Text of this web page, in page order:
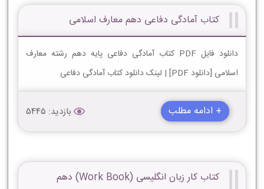
کتاب آمادگی دفاعی دهم معارف اسلامی
دانلود فایل PDF کتاب آمادگی دفاعی پایه دهم رشته معارف
اسلامی [دانلود PDF] | لینک دانلود کتاب آمادگی دفاعی
+ ادامه مطلب بازدید: 5445
کتاب کار زبان انگلیسی (Work Book) دهم